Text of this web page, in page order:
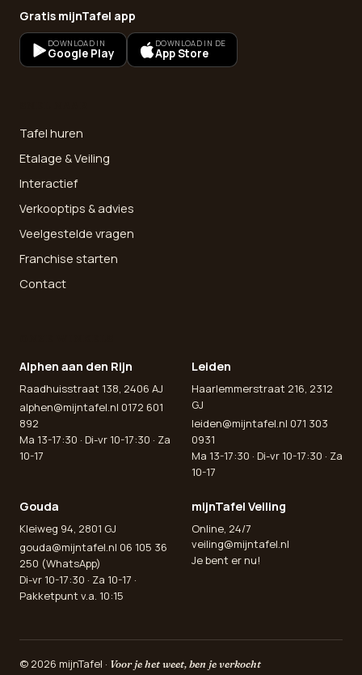
Gratis mijnTafel app
DOWNLOAD IN
Google Play
DOWNLOAD IN DE
App Store
Tafel huren
Etalage & Veiling
Interactief
Verkooptips & advies
Veelgestelde vragen
Franchise starten
Contact
Alphen aan den Rijn
Raadhuisstraat 138, 2406 AJ
alphen@mijntafel.nl 0172 601
892
Ma 13-17:30 · Di-vr 10-17:30 · Za
10-17
Leiden
Haarlemmerstraat 216, 2312
GJ
leiden@mijntafel.nl 071 303
0931
Ma 13-17:30 · Di-vr 10-17:30 · Za
10-17
Gouda
Kleiweg 94, 2801 GJ
gouda@mijntafel.nl 06 105 36
250 (WhatsApp)
Di-vr 10-17:30 · Za 10-17 ·
Pakketpunt v.a. 10:15
mijnTafel Veiling
Online, 24/7
veiling@mijntafel.nl
Je bent er nu!
© 2026 mijnTafel · Voor je het weet, ben je verkocht